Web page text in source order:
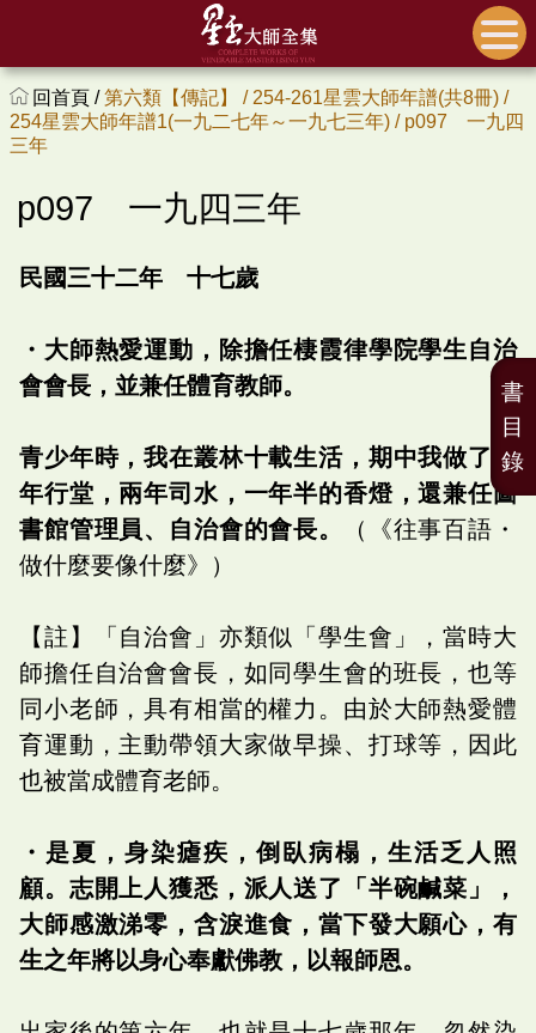
回首頁 /第六類【傳記】 / 254-261星雲大師年譜(共8冊) /
254星雲大師年譜1(一九二七年～一九七三年) / p097 一九四
三年
p097 一九四三年
民國三十二年 十七歲
・大師熱愛運動，除擔任棲霞律學院學生自治
會會長，並兼任體育教師。
青少年時，我在叢林十載生活，期中我做了六
年行堂，兩年司水，一年半的香燈，還兼任圖
書館管理員、自治會的會長。
（《往事百語・
做什麼要像什麼》）
【註】「自治會」亦類似「學生會」，當時大
師擔任自治會會長，如同學生會的班長，也等
同小老師，具有相當的權力。由於大師熱愛體
育運動，主動帶領大家做早操、打球等，因此
也被當成體育老師。
・是夏，身染瘧疾，倒臥病榻，生活乏人照
顧。志開上人獲悉，派人送了「半碗鹹菜」，
大師感激涕零，含淚進食，當下發大願心，有
生之年將以身心奉獻佛教，以報師恩。
書
目
錄